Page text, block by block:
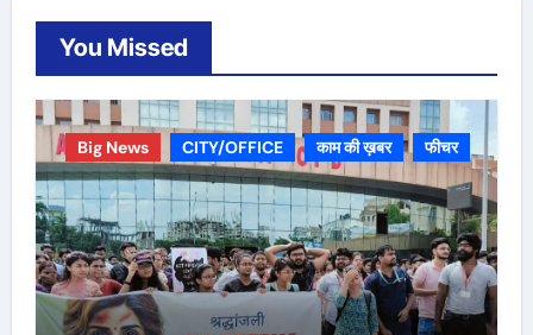
You Missed
Big News CITY/OFFICE काम की ख़बर फीचर